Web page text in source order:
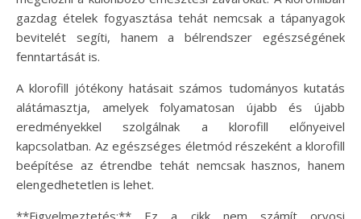
gazdag ételek fogyasztása tehát nemcsak a tápanyagok
bevitelét segíti, hanem a bélrendszer egészségének
fenntartását is.
A klorofill jótékony hatásait számos tudományos kutatás
alátámasztja, amelyek folyamatosan újabb és újabb
eredményekkel szolgálnak a klorofill előnyeivel
kapcsolatban. Az egészséges életmód részeként a klorofill
beépítése az étrendbe tehát nemcsak hasznos, hanem
elengedhetetlen is lehet.
**Figyelmeztetés:** Ez a cikk nem számít orvosi